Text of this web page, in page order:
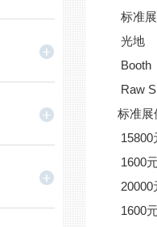
标准
光地
Booth
Raw
标准展
15800
1600
20000
1600